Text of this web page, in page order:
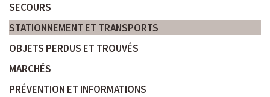
SECOURS
STATIONNEMENT ET TRANSPORTS
OBJETS PERDUS ET TROUVÉS
MARCHÉS
PRÉVENTION ET INFORMATIONS